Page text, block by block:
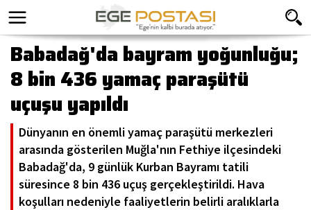
Babadağ'da bayram yoğunluğu;
8 bin 436 yamaç paraşütü
uçuşu yapıldı
Dünyanın en önemli yamaç paraşütü merkezleri
arasında gösterilen Muğla'nın Fethiye ilçesindeki
Babadağ'da, 9 günlük Kurban Bayramı tatili
süresince 8 bin 436 uçuş gerçekleştirildi. Hava
koşulları nedeniyle faaliyetlerin belirli aralıklarla